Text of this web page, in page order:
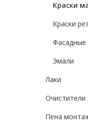
Краски
Краски
Фасадные
Эмали
Лаки
Очистители
Пена